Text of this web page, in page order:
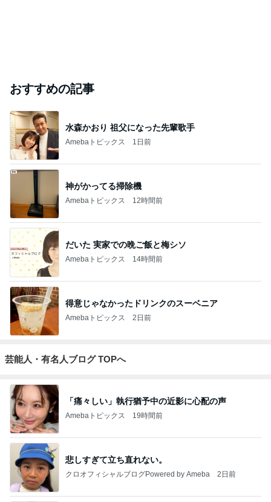
おすすめの記事
水森かおり 祖父になった先輩歌手
Amebaトピックス 1日前
神がかってる掃除機
Amebaトピックス 12時間前
だいた 実家での晩ご飯と梅シソ
Amebaトピックス 14時間前
得意じゃなかったドリンクのスーベニア
Amebaトピックス 2日前
芸能人・有名人ブログ TOPへ
「痛々しい」執行猶予中の近影に心配の声
Amebaトピックス 19時間前
悲しすぎて立ち直れない。
クロオフィシャルブログPowered by Ameba 2日前